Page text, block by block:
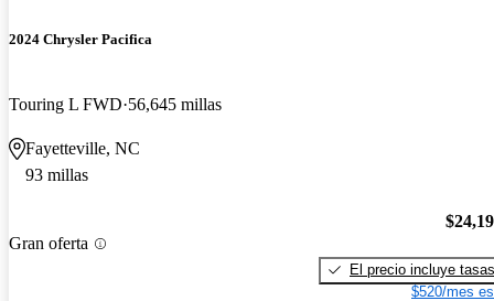
2024 Chrysler Pacifica
Touring L FWD 56,645 millas
Fayetteville, NC
93 millas
Gran oferta
El precio incluye tasas
$520/mes